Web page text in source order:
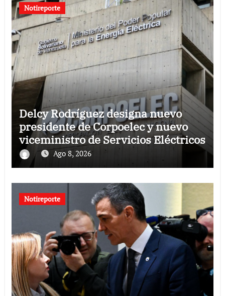
Notireporte
Delcy Rodríguez designa nuevo
presidente de Corpoelec y nuevo
viceministro de Servicios Eléctricos
Ago 8, 2026
Notireporte